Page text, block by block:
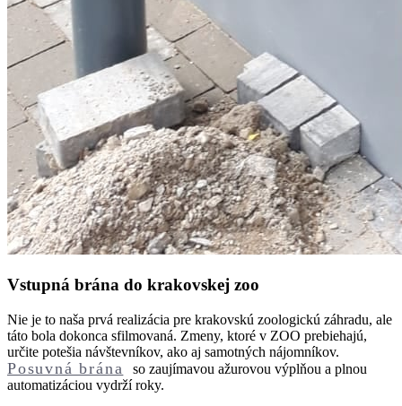
Vstupná brána do krakovskej zoo
Nie je to naša prvá realizácia pre krakovskú zoologickú záhradu, ale
táto bola dokonca sfilmovaná. Zmeny, ktoré v ZOO prebiehajú,
určite potešia návštevníkov, ako aj samotných nájomníkov.
Posuvná brána
so zaujímavou ažurovou výplňou a plnou
automatizáciou vydrží roky.